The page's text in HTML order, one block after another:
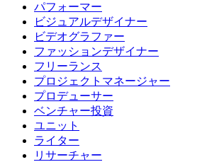
パフォーマー
ビジュアルデザイナー
ビデオグラファー
ファッションデザイナー
フリーランス
プロジェクトマネージャー
プロデューサー
ベンチャー投資
ユニット
ライター
リサーチャー